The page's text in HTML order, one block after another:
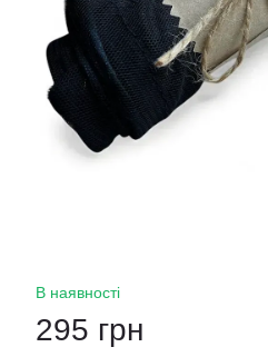
В наявності
295 грн